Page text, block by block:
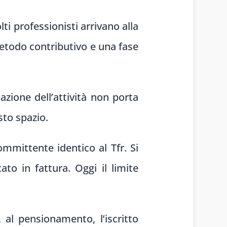
professionisti arrivano alla
contributivo e una fase
dell’attività non porta
spazio.
identico al Tfr. Si
in fattura. Oggi il limite
pensionamento, l’iscritto